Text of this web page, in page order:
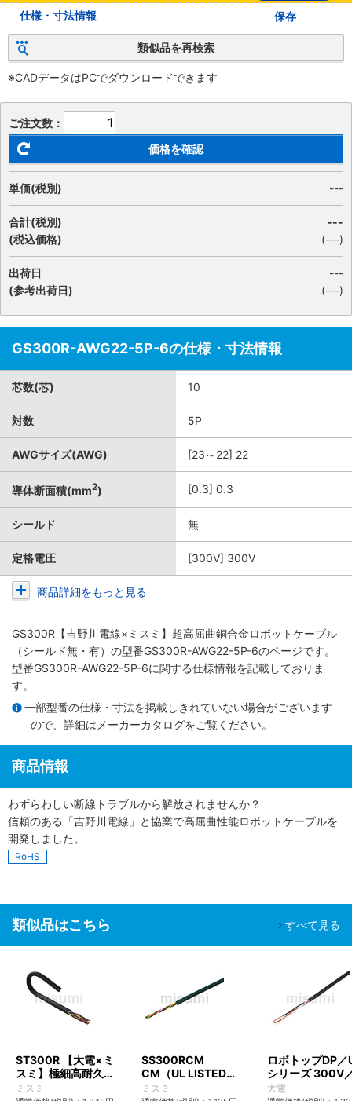
仕様・寸法情報 保存
類似品を再検索
※CADデータはPCでダウンロードできます
ご注文数：
価格を確認
単価(税別) ---
合計(税別)
(税込価格)
---
(---)
出荷日
(参考出荷日)
---
(---)
GS300R-AWG22-5P-6の仕様・寸法情報
芯数(芯) 10
対数 5P
AWGサイズ(AWG) [23～22] 22
導体断面積(mm2) [0.3] 0.3
シールド 無
定格電圧 [300V] 300V
商品詳細をもっと見る
GS300R【吉野川電線×ミスミ】超高屈曲銅合金ロボットケーブル
（シールド無・有） の型番GS300R-AWG22-5P-6のページです。
型番GS300R-AWG22-5P-6に関する仕様情報を記載しておりま
す。
一部型番の仕様・寸法を掲載しきれていない場合がございます
ので、詳細は メーカーカタログをご覧ください。
商品情報
わずらわしい断線トラブルから解放されませんか？
信頼のある「吉野川電線」と協業で高屈曲性能ロボットケーブルを
開発しました。
RoHS
類似品はこちら すべて見る
ST300R 【大電×ミ
スミ】極細高耐久ロ
ボットケーブル（シ
ミスミ
SS300RCM
CM（UL LISTED規
格・NEPA対応） 小
ミスミ
ロボトップDP／
シリーズ 300V
UL2517
大電